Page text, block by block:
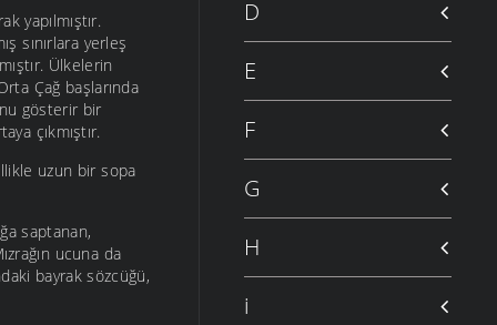
yapılmıştır.
sınırlara yerleş
Ülkelerin
Çağ başlarında
gösterir bir
çıkmıştır.
uzun bir sopa
saptanan,
ucuna da
bayrak sözcüğü,
D
E
F
G
H
i